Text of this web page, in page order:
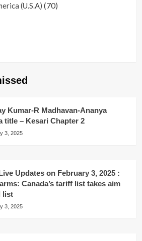
(U.S.A) (70)
Kumar-R Madhavan-Ananya
title – Kesari Chapter 2
3, 2025
Updates on February 3, 2025 :
Canada’s tariff list takes aim
list
3, 2025